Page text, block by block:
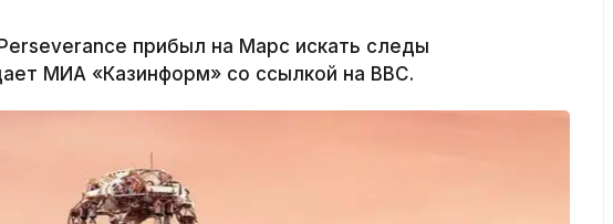
прибыл на Марс искать следы
МИА «Казинформ» со ссылкой на ВВС.